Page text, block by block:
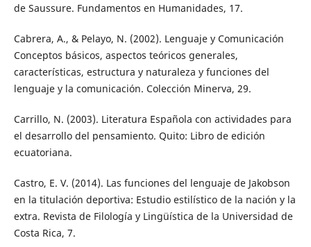
de Saussure. Fundamentos en Humanidades, 17.
Cabrera, A., & Pelayo, N. (2002). Lenguaje y Comunicación
Conceptos básicos, aspectos teóricos generales,
características, estructura y naturaleza y funciones del
lenguaje y la comunicación. Colección Minerva, 29.
Carrillo, N. (2003). Literatura Española con actividades para
el desarrollo del pensamiento. Quito: Libro de edición
ecuatoriana.
Castro, E. V. (2014). Las funciones del lenguaje de Jakobson
en la titulación deportiva: Estudio estilístico de la nación y la
extra. Revista de Filología y Lingüística de la Universidad de
Costa Rica, 7.